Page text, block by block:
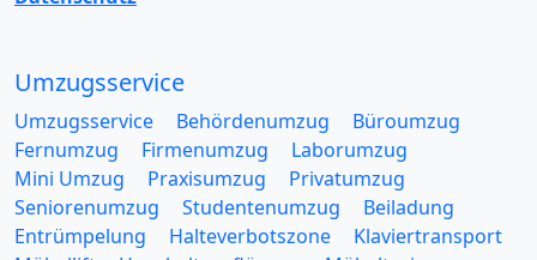
Umzugsservice
Umzugsservice Behördenumzug
Büroumzug
Fernumzug
Firmenumzug
Laborumzug
Mini Umzug
Praxisumzug
Privatumzug
Seniorenumzug
Studentenumzug
Beiladung
Entrümpelung
Halteverbotszone
Klaviertransport